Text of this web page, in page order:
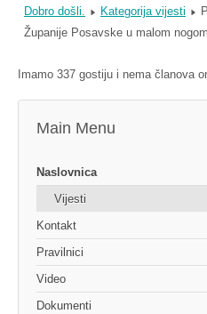
Dobro došli. Kategorija vijesti
Županije Posavske u malom
Imamo 337 gostiju i nema članova
Main Menu
Naslovnica
Vijesti
Kontakt
Pravilnici
Video
Dokumenti